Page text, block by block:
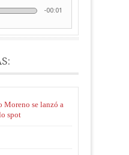
se lanzó a
spot